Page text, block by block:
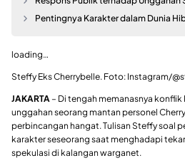
Pentingnya Karakter dalam Dunia
loading…
Steffy Eks Cherrybelle. Foto: Instagram/
JAKARTA – Di tengah memanasnya
unggahan seorang mantan personel
perbincangan hangat. Tulisan Steffy soal
karakter seseorang saat menghadapi
spekulasi di kalangan warganet.